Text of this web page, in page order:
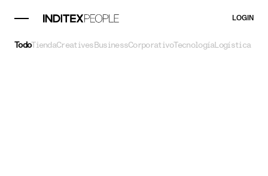
LOGIN
TodoTiendaCreativesBusinessCorporativoTecnologíaLogística